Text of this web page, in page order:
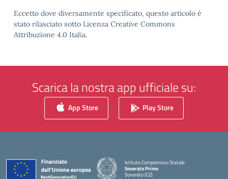
Eccetto dove diversamente specificato, questo articolo è
stato rilasciato sotto Licenza Creative Commons
Attribuzione 4.0 Italia.
Scarica la nostra app ufficiale su:
App Store Play Store
Istituto Comprensivo Statale
Soverato Primo
Soverato (CZ)